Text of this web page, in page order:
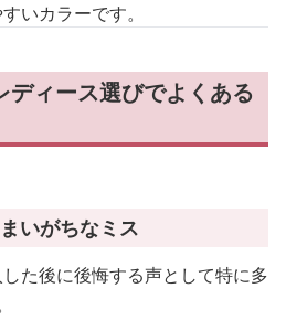
いカラーです。
ディース選びでよくある
いがちなミス
た後に後悔する声として特に多